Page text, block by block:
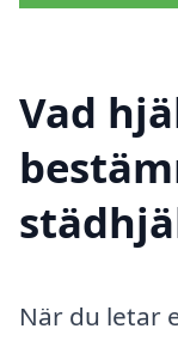
Vad
När du letar